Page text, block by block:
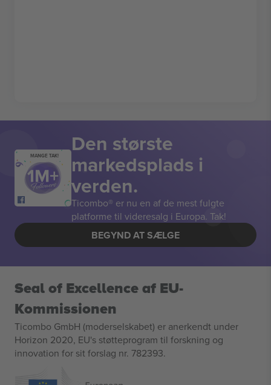
MANGE TAK! Den største
markedsplads i
verden.
Ticombo® er nu en af de mest fulgte
platforme til videresalg i Europa. Tak!
BEGYND AT SÆLGE
Seal of Excellence af EU-
Kommissionen
Ticombo GmbH (moderselskabet) er anerkendt under
Horizon 2020, EU's støtteprogram til forskning og
innovation for sit forslag nr. 782393.